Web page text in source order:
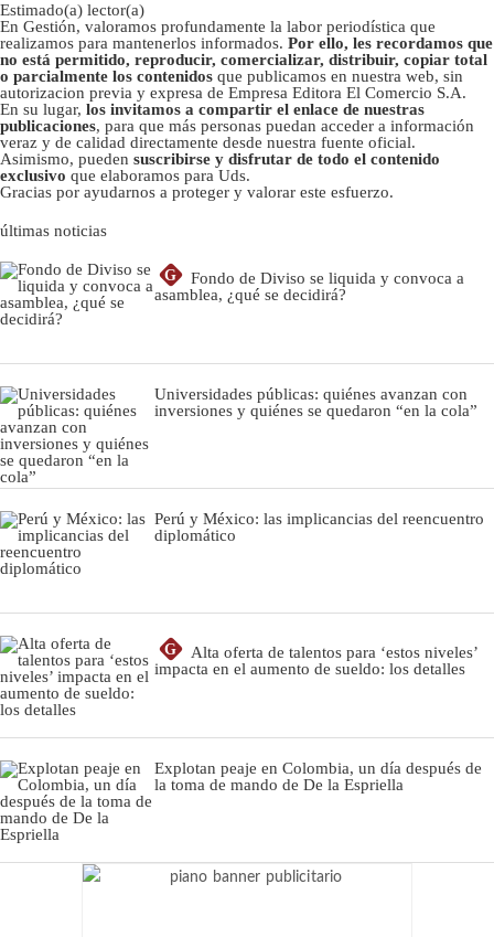
Estimado(a) lector(a)
En Gestión, valoramos profundamente la labor periodística que
realizamos para mantenerlos informados. Por ello, les recordamos que
no está permitido, reproducir, comercializar, distribuir, copiar total
o parcialmente los contenidos que publicamos en nuestra web, sin
autorizacion previa y expresa de Empresa Editora El Comercio S.A.
En su lugar, los invitamos a compartir el enlace de nuestras
publicaciones, para que más personas puedan acceder a información
veraz y de calidad directamente desde nuestra fuente oficial.
Asimismo, pueden suscribirse y disfrutar de todo el contenido
exclusivo que elaboramos para Uds.
Gracias por ayudarnos a proteger y valorar este esfuerzo.
últimas noticias
G
Fondo de Diviso se liquida y convoca a
asamblea, ¿qué se decidirá?
Universidades públicas: quiénes avanzan con
inversiones y quiénes se quedaron “en la cola”
Perú y México: las implicancias del reencuentro
diplomático
G
Alta oferta de talentos para ‘estos niveles’
impacta en el aumento de sueldo: los detalles
Explotan peaje en Colombia, un día después de
la toma de mando de De la Espriella